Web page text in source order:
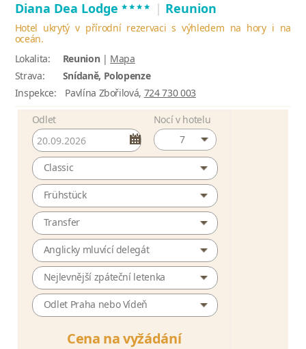
Diana Dea Lodge **** | Reunion
Hotel ukrytý v přírodní rezervaci s výhledem na hory i na
oceán.
Lokalita:
Reunion | Mapa
Strava:
Snídaně, Polopenze
Inspekce:
Pavlína Zbořilová, 724 730 003
Odlet
Nocí v hotelu
7
Classic
Frühstück
Transfer
Anglicky mluvící delegát
Nejlevnější zpáteční letenka
Odlet Praha nebo Vídeň
Cena na vyžádání